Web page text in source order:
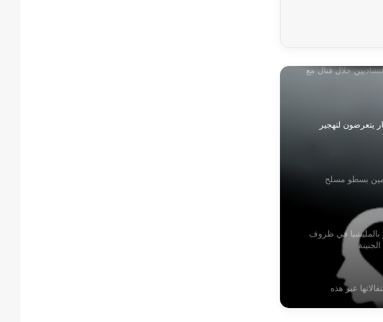
خلال قتال مع
يتعرضون لتهجير
بسطو مسلح
بالمليشيا في ظروف
عبر هذه